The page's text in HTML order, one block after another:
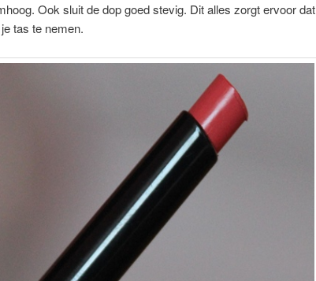
Ook sluit de dop goed stevig. Dit alles zorgt ervoor dat
tas te nemen.